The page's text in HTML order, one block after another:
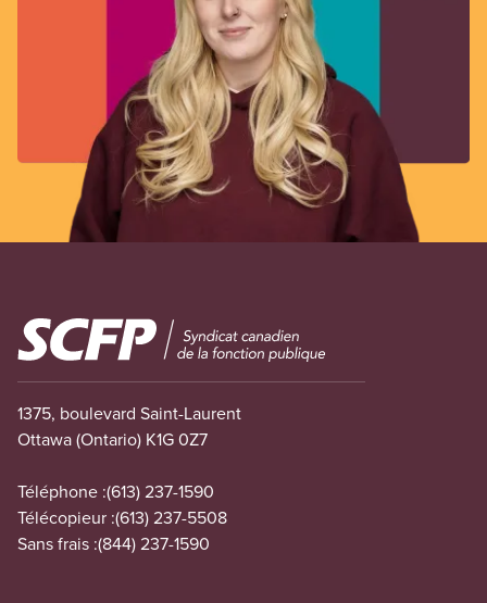
Image
1375, boulevard Saint-Laurent
Ottawa (Ontario) K1G 0Z7
Téléphone :(613) 237-1590
Télécopieur :(613) 237-5508
Sans frais :(844) 237-1590